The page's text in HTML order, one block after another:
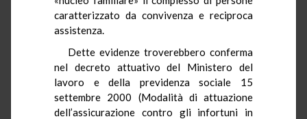
caratterizzato da convivenza e reciproca
assistenza.
Dette evidenze troverebbero conferma
nel decreto attuativo del Ministero del
lavoro e della previdenza sociale 15
settembre 2000 (Modalità di attuazione
dell’assicurazione contro gli infortuni in